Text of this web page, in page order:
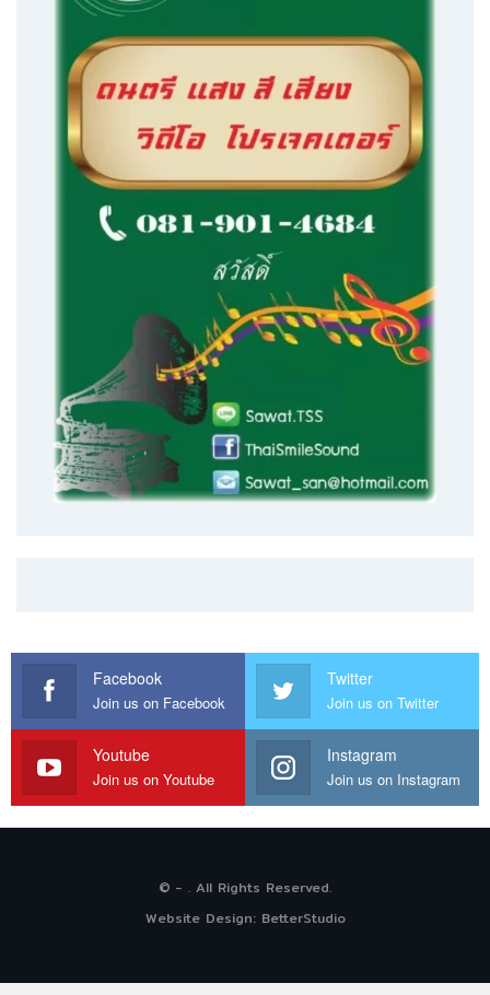
Facebook
Join us on Facebook
Twitter
Join us on Twitter
Youtube
Join us on Youtube
Instagram
Join us on Instagram
© - . All Rights Reserved.
Website Design: BetterStudio